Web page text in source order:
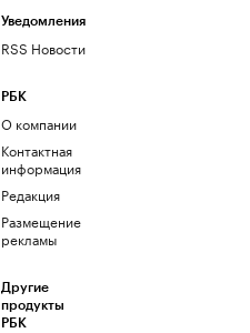
Уведомления
RSS Новости
РБК
О компании
Контактная
информация
Редакция
Размещение
рекламы
Другие
продукты
РБК